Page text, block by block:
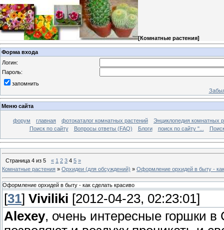
[Комнатные растения]
Форма входа
Логин:
Пароль:
запомнить
Меню сайта
форум главная фотокаталог комнатных растений
Энциклопедия комнатных
Поиск по сайту
Вопросы ответы (FAQ) Блоги поиск по сайту "...
Страница 4 из 5 « 1 2 3 4 5 »
Комнатные растения » Орхидеи (для обсуждений) » Оформление орхидей в быту -
Оформление орхидей в быту - как сделать красиво
[31] Viviliki [2012-04-23, 02:23:01]
Alexey, очень интересные горшки